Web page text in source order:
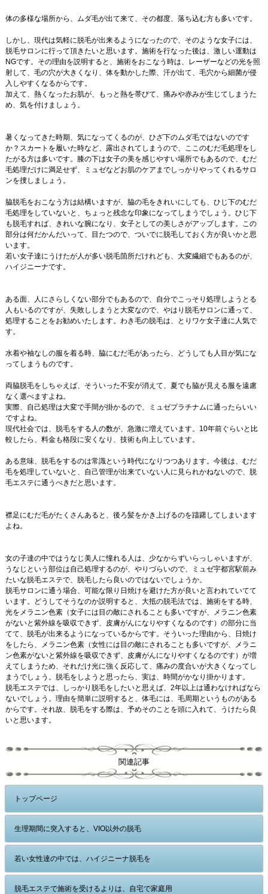
体の多様な場所から、ムダ毛が出て来て、その都度、落ち込む方も多いです。
しかし、現代は気軽に脱毛が出来るようになったので、そのような女子には、
脱毛サロンに行って頂きたいと思います。施術を行なった後は、激しい運動は
NGです。その理由を説明すると、施術をおこなう時は、レーザーなどの光を照
射して、毛の穴が大きくなり、体を動かした際、汗が出て、毛穴から細菌が侵
入しやすくなるからです。
加えて、熱くなったお肌が、もっと熱を帯びて、痛みや赤みが生じてしまうた
め、気を付けましょう。
暑くなってきた時期、気になってくるのが、ひざ下のムダ毛ではないのです
か？スカートを履いた時など、露出されてしまうので、ここのむだ毛処理をし
たがる方は多いです。膝の下は女子の美を感じやすい場所でもあるので、むだ
毛処理だけに満足せず、ミュゼなどお肌のケアまでしっかりやってくれるサロ
ンを捜しましょう。
脇脱毛をおこなう方は結構いますが、脇の毛をきれいにしても、ひじ下のむだ
毛処理をしていないと、ちょっと残念な印象になってしまうでしょう。ひじ下
も脱毛すれば、きれいな腕になり、女子としての美しさがアップします。この
部分は何だかんだいって、目たつので、ついでに脱毛しておく方が良いかと思
います。
若い女子達にうけたが人が多い脱毛箇所だけれども、大変繊細でもあるのが、
ハイジニーナです。
ある面、人にさらしくない部分でもあるので、自分でこっそり処理しようとる
人もいるのですが、失敗ししまうと大変なので、やはり脱毛サロンに通って、
処理することをお勧めいたします。わき毛の脱毛は、とりワケ女子達に人気で
す。
水着や袖なしの服を着る時、脇にむだ毛があったら、どうしても人目が気にな
ってしまうものです。
両脇脱毛をしちゃえば、そういった不安が消えて、夏でも脇が見える服を遠慮
なく選べますよね。
実際、自己処理は大変で手間が掛かるので、ミュゼプラチナムに通ったらいい
ですよね。
現代社会では、脱毛をする人の数が、急激に増えています。10年前ぐらいと比
較したら、料金も格段に安くなり、技術も向上しています。
ある意味、脱毛をするのは常識という時代になりつつあります。今後は、むだ
毛を処理していないと、自己管理が出来ていない人に見られかねないので、脱
毛エステに通うべきだと思います。
襟足にむだ毛がたくさんあると、後ろ髪をかき上げるのを躊躇してしまいます
よね。
女の子達の中ではうなじ美人に憧れる人は、少なからずいらっしゃいますが、
うなじという部位は自己処理するのが、やりづらいので、ミュゼ宇都宮駅前み
たいな脱毛エステで、脱毛したら良いのではないでしょうか。
脱毛サロンに通う場合、可能な限り日焼けを避けた方が良いと言われていてて
います。どうしてそうなのか説明すると、大抵の脱毛法では、施術をする時、
光をメラニン色素（女子には目の敵にされることも多いですが、メラニン色素
がないと紫外線を吸収できず、皮膚がんになりやすくなるのです）の部分に当
てて、脱毛が出来るようになっているからです。そういった理由から、日焼け
をしたら、メラニン色素（女性には目の敵にされることも多いですが、メラニ
ン色素がないと紫外線を吸収できず、皮膚がんになりやすくなるのです）が増
えてしまうため、それだけ光に強く反応して、痛みの度合いが大きくなってし
まうでしょう。脱毛をしようと思ったら、実は、時間がかなり掛かります。
脱毛エステでは、しっかり脱毛をしたいと思えば、2年以上は通わなければなら
ないでしょう。理由を簡単に説明すると、体毛には、毛周期というものがある
からです。それ故、脱毛をする際は、予めそのことを頭に入れて、うけたら良
いと思います。
関連記事
トップページ
生理期間に突入すると、VIO以外の脱毛
若い女性達の中では、ハイジニーナ脱毛を
脱毛エステで施術を受けるよりは、自宅で家庭用